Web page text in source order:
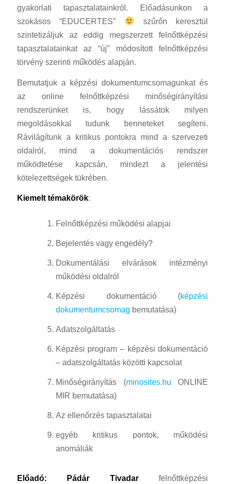
gyakorlati tapasztalatainkról. Előadásunkon a
szokásos “EDUCERTES”
szűrőn keresztül
szintetizáljuk az eddig megszerzett felnőttképzési
tapasztalatainkat az “új” módosított felnőttképzési
törvény szerinti működés alapján.
Bemutatjuk a képzési dokumentumcsomagunkat és
az online felnőttképzési minőségirányítási
rendszerünket is, hogy lássátok milyen
megoldásokkal tudunk benneteket segíteni.
Rávilágítunk a kritikus pontokra mind a szervezeti
oldalról, mind a dokumentációs rendszer
működtetése kapcsán, mindezt a jelentési
kötelezettségek tükrében.
Kiemelt témakörök:
Felnőttképzési működési alapjai
Bejelentés vagy engedély?
Dokumentálási elvárások intézményi
működési oldalról
Képzési dokumentáció (képzési
dokumentumcsomag bemutatása)
Adatszolgáltatás
Képzési program – képzési dokumentáció
– adatszolgáltatás közötti kapcsolat
Minőségirányítás (minosites.hu ONLINE
MIR bemutatása)
Az ellenőrzés tapasztalatai
egyéb kritikus pontok, működési
anomáliák
Előadó: Pádár Tivadarfelnőttképzési